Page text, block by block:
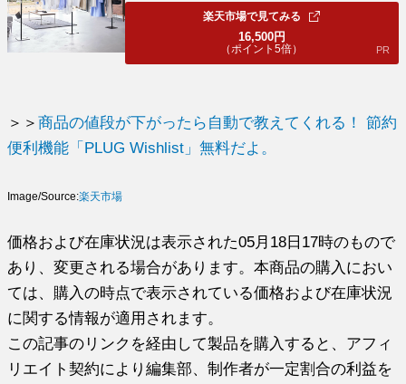
16,500円
（ポイント5倍）
楽天市場で見てみる
PR
＞＞商品の値段が下がったら自動で教えてくれる！ 節約
便利機能「PLUG Wishlist」無料だよ。
Image/Source:楽天市場
価格および在庫状況は表示された05月18日17時のもので
あり、変更される場合があります。本商品の購入におい
ては、購入の時点で表示されている価格および在庫状況
に関する情報が適用されます。
この記事のリンクを経由して製品を購入すると、アフィ
リエイト契約により編集部、制作者が一定割合の利益を